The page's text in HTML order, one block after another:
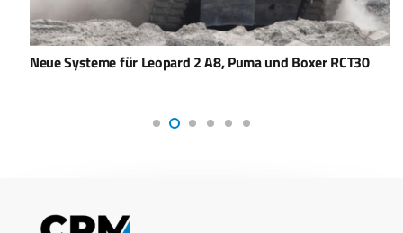
Neue Systeme für Leopard 2 A8, Puma und Boxer RCT30